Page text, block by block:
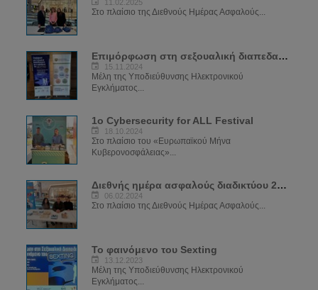
11.02.2025
Στο πλαίσιο της Διεθνούς Ημέρας Ασφαλούς...
Επιμόρφωση στη σεξουαλική διαπεδαγώγιση για το φαινόμενο του Sexting
15.11.2024
Μέλη της Υποδιεύθυνσης Ηλεκτρονικού
Εγκλήματος...
1ο Cybersecurity for ALL Festival
18.10.2024
Στο πλαίσιο του «Ευρωπαϊκού Μήνα
Κυβερονοσφάλειας»...
Διεθνής ημέρα ασφαλούς διαδικτύου 2024
06.02.2024
Στο πλαίσιο της Διεθνούς Ημέρας Ασφαλούς...
Το φαινόμενο του Sexting
13.12.2023
Μέλη της Υποδιεύθυνσης Ηλεκτρονικού
Εγκλήματος...